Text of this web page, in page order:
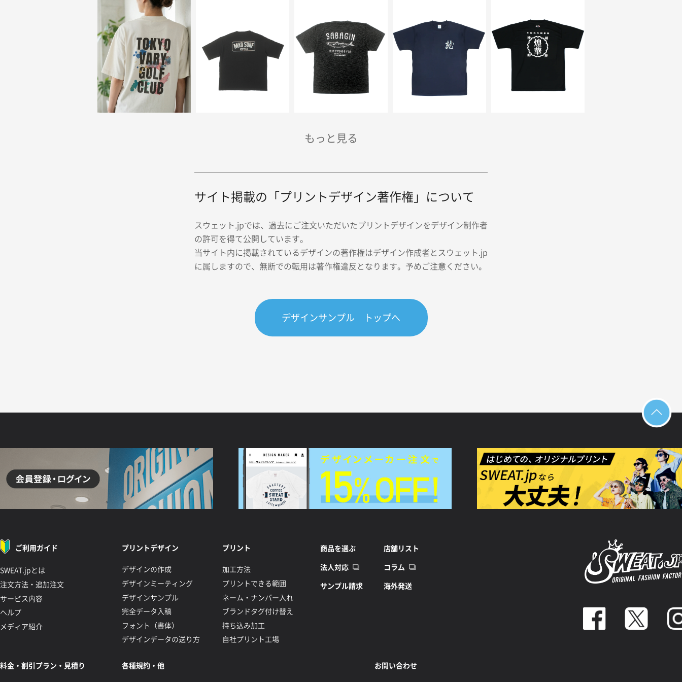
サイト掲載の「プリントデザイン著作権」について
スウェット.jpでは、過去にご注文いただいたプリントデザインをデザイン制作者
の許可を得て公開しています。
当サイト内に掲載されているデザインの著作権はデザイン作成者とスウェット.jp
に属しますので、無断での転用は著作権違反となります。予めご注意ください。
デザインサンプル トップへ
ご利用ガイド
SWEAT.jpとは
注文方法・追加注文
サービス内容
ヘルプ
メディア紹介
プリントデザイン
デザインの作成
デザインミーティング
デザインサンプル
完全データ入稿
フォント（書体）
デザインデータの送り方
プリント
加工方法
プリントできる範囲
ネーム・ナンバー入れ
ブランドタグ付け替え
持ち込み加工
自社プリント工場
商品を選ぶ
法人対応
サンプル請求
店舗リスト
コラム
海外発送
料金・割引プラン・見積り 各種規約・他 お問い合わせ